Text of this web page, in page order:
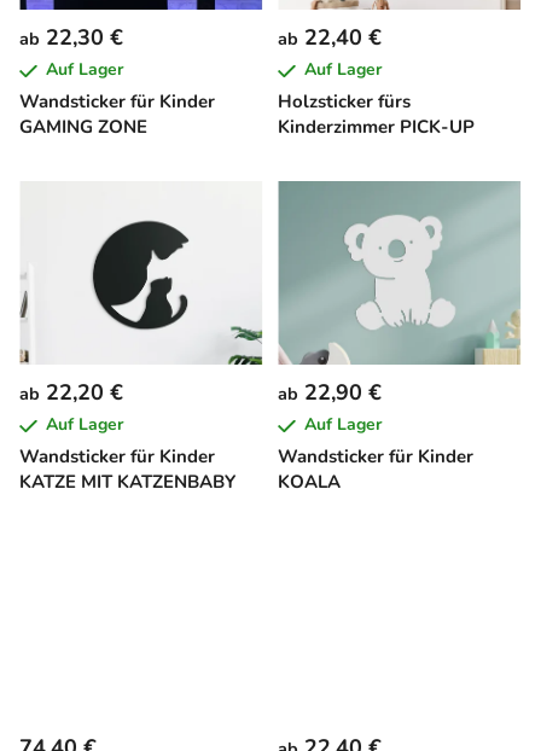
Wandsticker für Kinder
GAMING ZONE
ab 22,30 €
Auf Lager
Holzsticker fürs
Kinderzimmer PICK-UP
ab 22,40 €
Auf Lager
Wandsticker für Kinder
KATZE MIT KATZENBABY
ab 22,20 €
Auf Lager
Wandsticker für Kinder
KOALA
ab 22,90 €
Auf Lager